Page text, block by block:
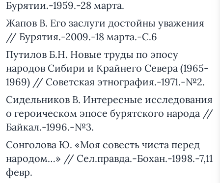
Бурятии.-1959.-28 марта.
Жапов В. Его заслуги достойны уважения
// Бурятия.-2009.-18 марта.-С.6
Путилов Б.Н. Новые труды по эпосу
народов Сибири и Крайнего Севера (1965-
1969) // Советская этнография.-1971.-№2.
Сидельников В. Интересные исследования
о героическом эпосе бурятского народа //
Байкал.-1996.-№3.
Сонголова Ю. «Моя совесть чиста перед
народом…» // Сел.правда.-Бохан.-1998.-7,11
февр.